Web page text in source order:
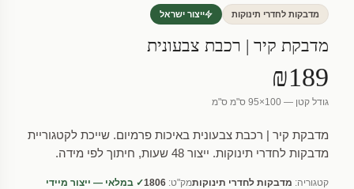
מדבקות לחדרי תינוקות ייצור ישראל
מדבקת קיר | רכבת צבעונית
₪189
גודל קטן — 100×95 ס"מ ס"מ
מדבקת קיר | רכבת צבעונית באיכות פרמיום. שייכת לקטגוריית
מדבקות לחדרי תינוקות. ייצור 48 שעות, חיתוך לפי מידה.
קטגוריה: מדבקות לחדרי תינוקותמק"ט: 1806✓ במלאי — ייצור מיידי